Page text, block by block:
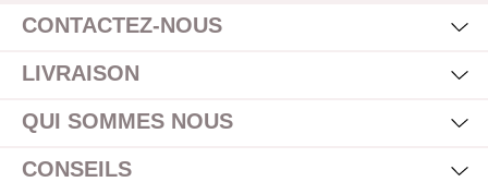
CONTACTEZ-NOUS
LIVRAISON
QUI SOMMES NOUS
CONSEILS